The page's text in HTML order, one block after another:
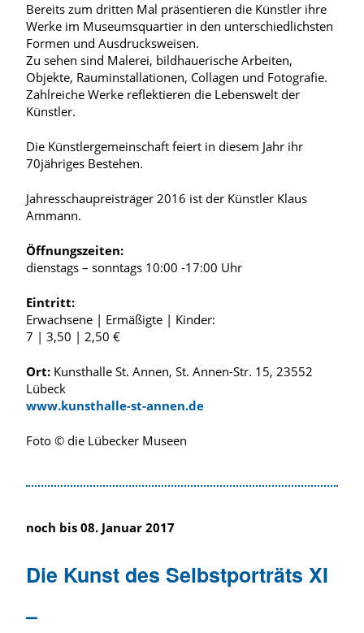
Bereits zum dritten Mal präsentieren die Künstler ihre
Werke im Museumsquartier in den unterschiedlichsten
Formen und Ausdrucksweisen.
Zu sehen sind Malerei, bildhauerische Arbeiten,
Objekte, Rauminstallationen, Collagen und Fotografie.
Zahlreiche Werke reflektieren die Lebenswelt der
Künstler.
Die Künstlergemeinschaft feiert in diesem Jahr ihr
70jähriges Bestehen.
Jahresschaupreisträger 2016 ist der Künstler Klaus
Ammann.
Öffnungszeiten:
dienstags – sonntags 10:00 -17:00 Uhr
Eintritt:
Erwachsene | Ermäßigte | Kinder:
7 | 3,50 | 2,50 €
Ort: Kunsthalle St. Annen, St. Annen-Str. 15, 23552
Lübeck
www.kunsthalle-st-annen.de
Foto © die Lübecker Museen
noch bis 08. Januar 2017
Die Kunst des Selbstporträts XI
–